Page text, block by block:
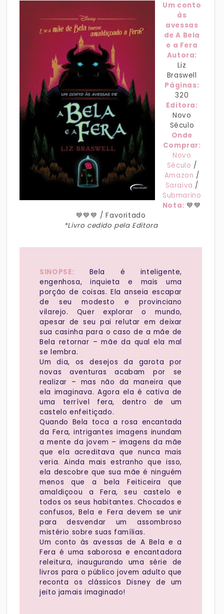
Um conto
às
avessas
de A Bela
e a Fera
Autora:
Liz
Braswell
Páginas:
320
Editora:
Novo
Século
Onde
Comprar:
Novo
Século /
Amazon /
Saraiva /
Submarino
Nota: 💙💙
💙💙💙 / Favoritado
*Livro cedido pela Editora
SINOPSE: Bela é inteligente,
engenhosa, inquieta e mais uma
porção de coisas. Ela anseia escapar
de seu modesto e provinciano
vilarejo. Quer explorar o mundo,
apesar de seu pai relutar em deixar
sua casinha para o caso de a mãe de
Bela retornar – mãe da qual ela mal
se lembra.
Um dia, os desejos da garota por
novas aventuras acabam por se
realizar – mas não da maneira que
ela imaginava. Agora ela é cativa de
uma terrível fera, dentro de um
castelo enfeitiçado.
Quando Bela toca a rosa encantada
da Fera, intrigantes imagens inundam
a mente da jovem – imagens da mãe
que ela acreditava que nunca mais
veria. Ainda mais estranho que isso,
ela descobre que sua mãe é ninguém
menos que a bela Feiticeira que
amaldiçoou a Fera, seu castelo e
todos os seus habitantes. Chocados e
confusos, Bela e Fera devem se unir
para desvendar um assombroso
mistério sobre suas famílias.
Um conto às avessas de A Bela e a
Fera é uma saborosa e encantadora
releitura, inaugurando uma série de
livros para o público jovem adulto que
reconta os clássicos Disney de um
jeito jamais imaginado!